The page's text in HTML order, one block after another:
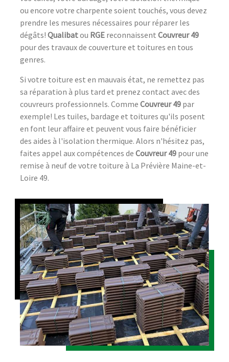
ou encore votre charpente soient touchés, vous devez
prendre les mesures nécessaires pour réparer les
dégâts! Qualibatou RGE reconnaissent Couvreur 49
pour des travaux de couverture et toitures en tous
genres.
Si votre toiture est en mauvais état, ne remettez pas
sa réparation à plus tard et prenez contact avec des
couvreurs professionnels. Comme Couvreur 49 par
exemple! Les tuiles, bardage et toitures qu'ils posent
en font leur affaire et peuvent vous faire bénéficier
des aides à l'isolation thermique. Alors n'hésitez pas,
faites appel aux compétences de Couvreur 49 pour une
remise à neuf de votre toiture à La Prévière Maine-et-
Loire 49.